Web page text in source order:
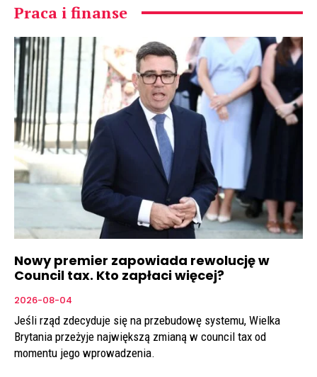
Praca i finanse
Nowy premier zapowiada rewolucję w
Council tax. Kto zapłaci więcej?
2026-08-04
Jeśli rząd zdecyduje się na przebudowę systemu, Wielka
Brytania przeżyje największą zmianą w council tax od
momentu jego wprowadzenia.